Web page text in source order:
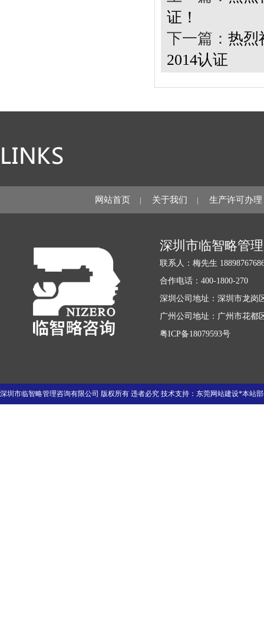
证！
下一篇： 热烈
2014认证
网站首页 | 关于我们 | 生产许可办理
深圳市临智略管
联系人：梅先生
合作电话：400-1800-270
深圳公司地址：深圳市龙岗
广州公司地址：广州市花都
粤ICP备18079593号
深圳市临智略管理咨询有限公司 版权所有 违者必究 技术支持： 东莞网站建设*本站